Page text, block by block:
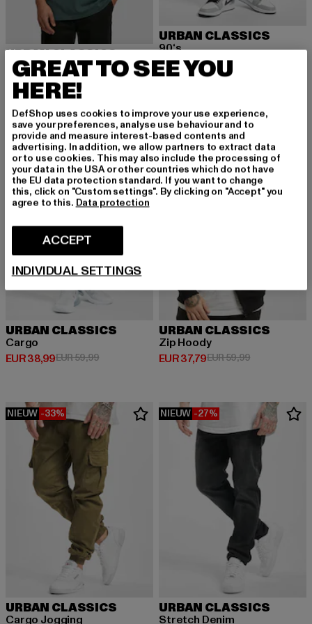
URBAN CLASSICS
Heavy Oversized
EUR 15,99
Huidige prijs: EUR 15,99
EUR 22,99 Actieprijs: EUR 22,99
URBAN CLASSICS
90‘s
EUR 34,99
Huidige prijs: EUR 34,99
EUR 49,99
NIEUW -35%
URBAN CLASSICS
Cargo
EUR 38,99
Huidige prijs: EUR 38,99
EUR 59,99Actieprijs: EUR 59,99
NIEUW -37%
URBAN CLASSICS
Zip Hoody
EUR 37,79
Huidige prijs: EUR 37,79
EUR 59,99Actieprijs:
NIEUW -33%
URBAN CLASSICS
Cargo Jogging
NIEUW -27%
URBAN CLASSICS
Stretch Denim
GREAT TO SEE YOU
HERE!
DefShop uses cookies to improve your use experience,
save your preferences, analyse use behaviour and to
provide and measure interest-based contents and
advertising. In addition, we allow partners to extract data
or to use cookies. This may also include the processing of
your data in the USA or other countries which do not have
the EU data protection standard. If you want to change
this, click on "Custom settings". By clicking on "Accept" you
agree to this. Data protection
ACCEPT
INDIVIDUAL SETTINGS